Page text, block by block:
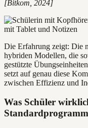
[Bitkom, 2024]
Die Erfahrung zeigt: Die
hybriden Modellen, die
gestützte
setzt auf genau diese
zwischen Effizienz und
Was Schüler
Standardprogramm